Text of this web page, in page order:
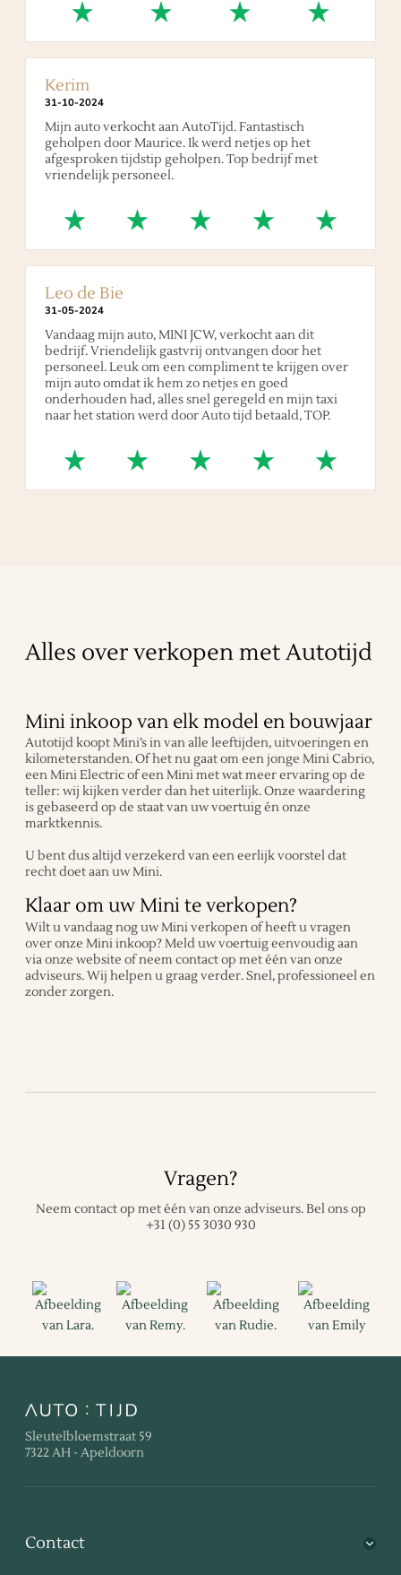
Kerim
31-10-2024
Mijn auto verkocht aan AutoTijd. Fantastisch
geholpen door Maurice. Ik werd netjes op het
afgesproken tijdstip geholpen. Top bedrijf met
vriendelijk personeel.
Leo de Bie
31-05-2024
Vandaag mijn auto, MINI JCW, verkocht aan dit
bedrijf. Vriendelijk gastvrij ontvangen door het
personeel. Leuk om een compliment te krijgen over
mijn auto omdat ik hem zo netjes en goed
onderhouden had, alles snel geregeld en mijn taxi
naar het station werd door Auto tijd betaald, TOP.
Alles over verkopen met Autotijd
Mini inkoop van elk model en bouwjaar
Autotijd koopt Mini’s in van alle leeftijden, uitvoeringen en
kilometerstanden. Of het nu gaat om een jonge Mini Cabrio,
een Mini Electric of een Mini met wat meer ervaring op de
teller: wij kijken verder dan het uiterlijk. Onze waardering
is gebaseerd op de staat van uw voertuig én onze
marktkennis.
U bent dus altijd verzekerd van een eerlijk voorstel dat
recht doet aan uw Mini.
Klaar om uw Mini te verkopen?
Wilt u vandaag nog uw Mini verkopen of heeft u vragen
over onze Mini inkoop? Meld uw voertuig eenvoudig aan
via onze website of neem contact op met één van onze
adviseurs. Wij helpen u graag verder. Snel, professioneel en
zonder zorgen.
Vragen?
Neem contact op met één van onze adviseurs.Bel ons op
+31 (0) 55 3030 930
Sleutelbloemstraat 59
7322 AH - Apeldoorn
Contact